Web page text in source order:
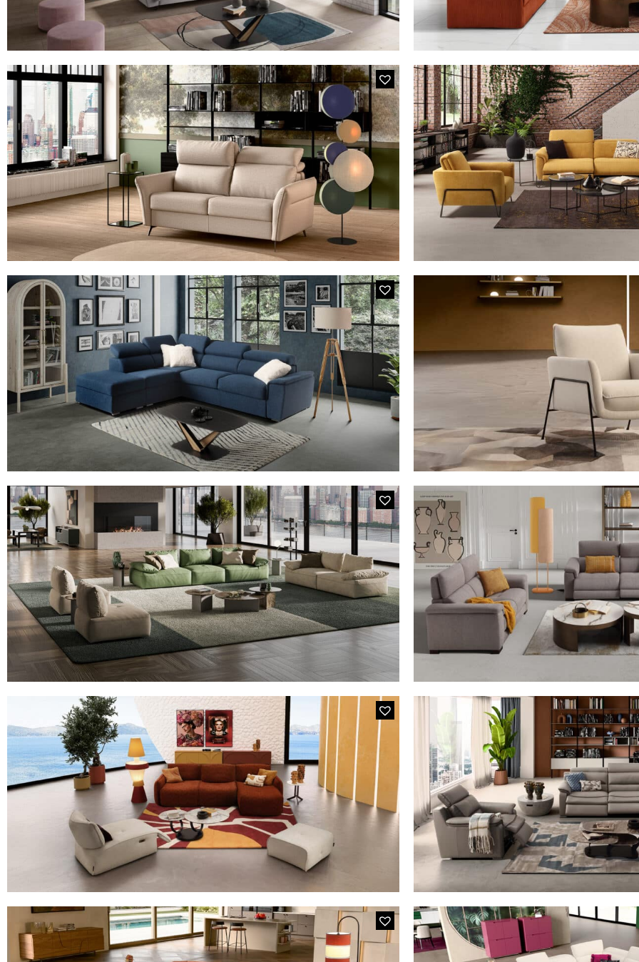
23NY ELANCIA
Le canapé 3 places en tissu avec matelas de 17 cm et 2 têtières relevables
25NY
Le canapé-lit 3 places en tissu
36NY SURF MODÈLE 237E
26NY TRACTION
Canapé d'angle 4/5 places convertible,matelas 17 cm
IS05
3052 JARDIN 659E